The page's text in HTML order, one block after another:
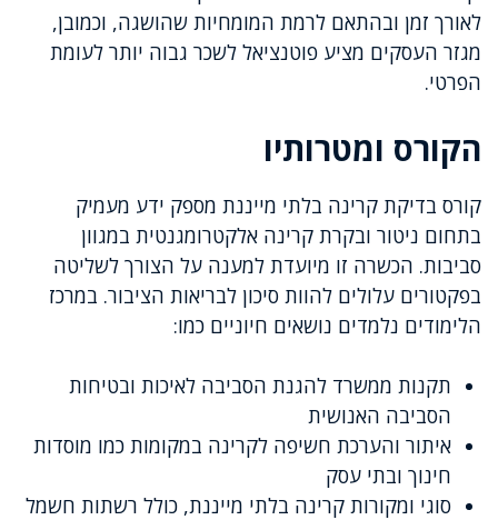
לאורך זמן ובהתאם לרמת המומחיות שהושגה, וכמובן,
מגזר העסקים מציע פוטנציאל לשכר גבוה יותר לעומת
הפרטי.
הקורס ומטרותיו
קורס בדיקת קרינה בלתי מייננת מספק ידע מעמיק
בתחום ניטור ובקרת קרינה אלקטרומגנטית במגוון
סביבות. הכשרה זו מיועדת למענה על הצורך לשליטה
בפקטורים עלולים להוות סיכון לבריאות הציבור. במרכז
הלימודים נלמדים נושאים חיוניים כמו:
תקנות ממשרד להגנת הסביבה לאיכות ובטיחות
הסביבה האנושית
איתור והערכת חשיפה לקרינה במקומות כמו מוסדות
חינוך ובתי עסק
סוגי ומקורות קרינה בלתי מייננת, כולל רשתות חשמל